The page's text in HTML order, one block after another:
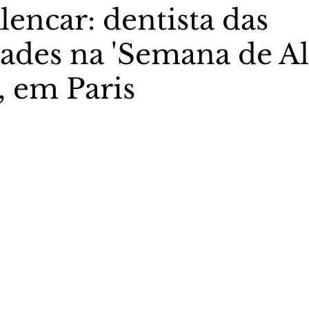
The Vip Club Business Marujo Carioca
& Lazer Carnaval
dentista das
na 'Semana de
em Paris
estrelas.